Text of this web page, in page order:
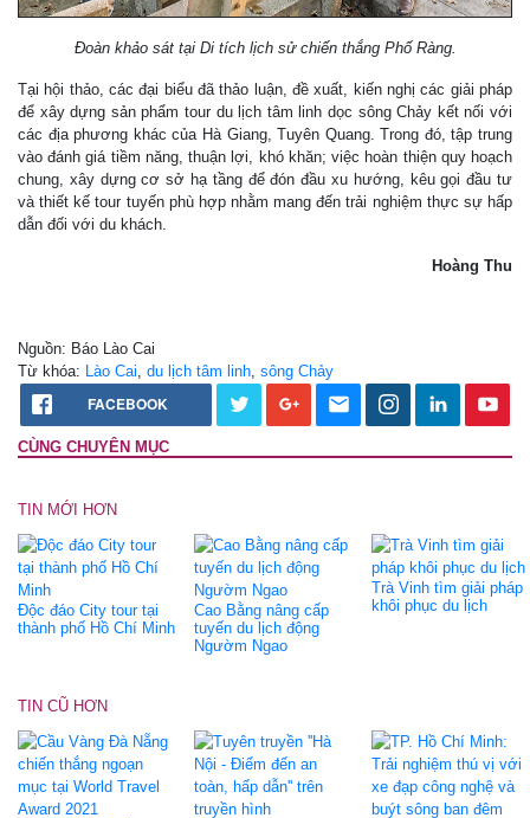
Đoàn khảo sát tại Di tích lịch sử chiến thắng Phố Ràng.
Tại hội thảo, các đại biểu đã thảo luận, đề xuất, kiến nghị các giải pháp
để xây dựng sản phẩm tour du lịch tâm linh dọc sông Chảy kết nối với
các địa phương khác của Hà Giang, Tuyên Quang. Trong đó, tập trung
vào đánh giá tiềm năng, thuận lợi, khó khăn; việc hoàn thiện quy hoạch
chung, xây dựng cơ sở hạ tầng để đón đầu xu hướng, kêu gọi đầu tư
và thiết kế tour tuyến phù hợp nhằm mang đến trải nghiệm thực sự hấp
dẫn đối với du khách.
Hoàng Thu
Nguồn: Báo Lào Cai
Từ khóa:
Lào Cai du lịch tâm linh sông Chảy
FACEBOOK
CÙNG CHUYÊN MỤC
TIN MỚI HƠN
Độc đáo City tour tại
thành phố Hồ Chí Minh
Cao Bằng nâng cấp
tuyến du lịch động
Ngườm Ngao
Trà Vinh tìm giải pháp
khôi phục du lịch
TIN CŨ HƠN